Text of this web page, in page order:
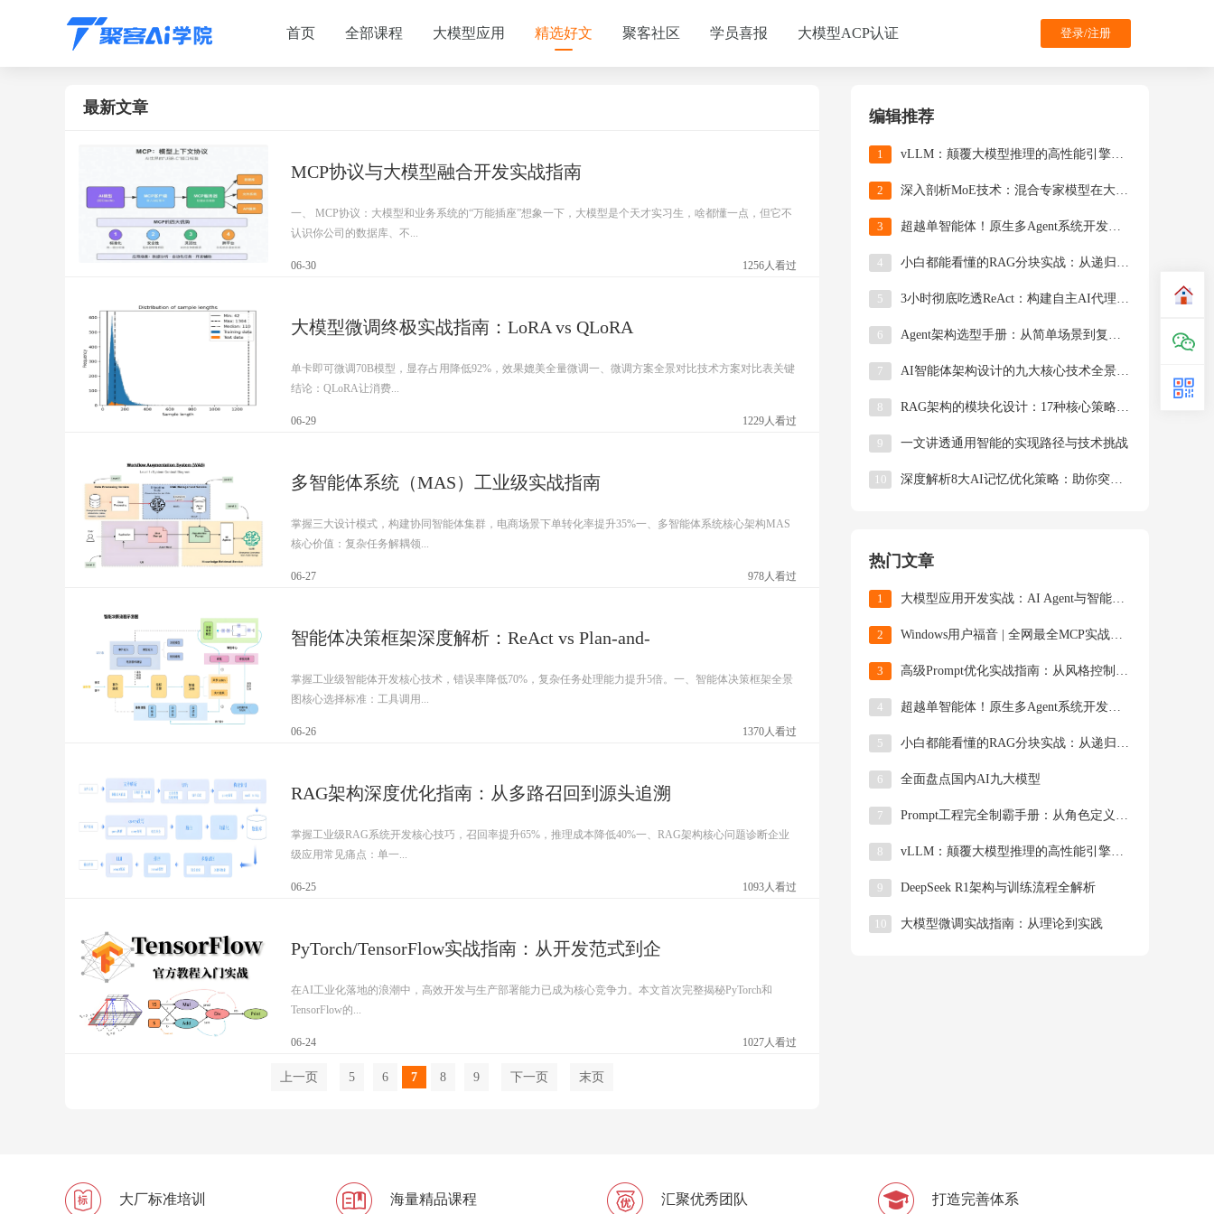
首页 全部课程 大模型应用 精选好文 聚客社区 学员喜报 大模型ACP认证 登录/注册
最新文章
MCP协议与大模型融合开发实战指南
一、 MCP协议：大模型和业务系统的“万能插座”想象一下，大模型是个天才实习生，啥都懂一点，但它不
认识你公司的数据库、不...
06-30 1256人看过
大模型微调终极实战指南：LoRA vs QLoRA
单卡即可微调70B模型，显存占用降低92%，效果媲美全量微调一、微调方案全景对比技术方案对比表关键
结论：QLoRA让消费...
06-29 1229人看过
多智能体系统（MAS）工业级实战指南
掌握三大设计模式，构建协同智能体集群，电商场景下单转化率提升35%一、多智能体系统核心架构MAS
核心价值：复杂任务解耦领...
06-27 978人看过
智能体决策框架深度解析：ReAct vs Plan-and-
掌握工业级智能体开发核心技术，错误率降低70%，复杂任务处理能力提升5倍。一、智能体决策框架全景
图核心选择标准：工具调用...
06-26 1370人看过
RAG架构深度优化指南：从多路召回到源头追溯
掌握工业级RAG系统开发核心技巧，召回率提升65%，推理成本降低40%一、RAG架构核心问题诊断企业
级应用常见痛点：单一...
06-25 1093人看过
PyTorch/TensorFlow实战指南：从开发范式到企
在AI工业化落地的浪潮中，高效开发与生产部署能力已成为核心竞争力。本文首次完整揭秘PyTorch和
TensorFlow的...
06-24 1027人看过
上一页 5 6 7 8 9 下一页 末页
编辑推荐
1 ​​vLLM：颠覆大模型推理的高性能引擎技术详解​
2 深入剖析MoE技术：混合专家模型在大模型中的应用
3 超越单智能体！原生多Agent系统开发指南（附完整源码）
4 小白都能看懂的RAG分块实战：从递归分割到LLM智能拆解的全解析
5 3小时彻底吃透ReAct：构建自主AI代理的底层能力矩阵（附完整代码）
6 Agent架构选型手册：从简单场景到复杂系统的LangGraph适配策略
7 ​​AI智能体架构设计的九大核心技术全景解析​
8 RAG架构的模块化设计：17种核心策略深度解析
9 一文讲透通用智能的实现路径与技术挑战
10 深度解析8大AI记忆优化策略：助你突破智能体上下文限制
热门文章
1 大模型应用开发实战：AI Agent与智能体开发技术解析
2 Windows用户福音 | 全网最全MCP实战指南（附资源导航+避坑手册）
3 高级Prompt优化实战指南：从风格控制到多轮对话的工程化技巧
4 超越单智能体！原生多Agent系统开发指南（附完整源码）
5 小白都能看懂的RAG分块实战：从递归分割到LLM智能拆解的全解析
6 全面盘点国内AI九大模型
7 Prompt工程完全制霸手册：从角色定义到工业级模板，揭秘大模型操控的「底层逻辑」
8 ​​vLLM：颠覆大模型推理的高性能引擎技术详解​
9 DeepSeek R1架构与训练流程全解析
10 大模型微调实战指南：从理论到实践
大厂标准培训 海量精品课程 汇聚优秀团队 打造完善体系